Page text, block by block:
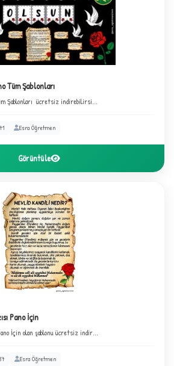
✦
Tüm Şablonları
Şablonları ücretsiz indirebilirsi...
Esra Öğretmen
Görüntüle
Pano İçin
İçin olan şablonu ücretsiz indir...
Esra Öğretmen